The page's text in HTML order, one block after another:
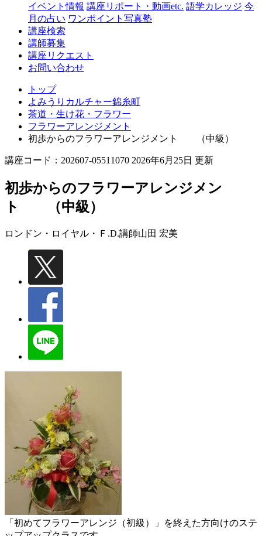
イベント情報 講座リポート・動画etc. 語学カレッジ 今
月の占い ワンポイント写真塾
講座検索
講師募集
講座リクエスト
お問い合わせ
トップ
よみうりカルチャー錦糸町
茶道・生け花・フラワー
フラワーアレンジメント
初歩からのフラワーアレンジメント （中級）
講座コード：202607-05511070 2026年6月25日 更新
初歩からのフラワーアレンジメン
ト （中級）
ロンドン・ロイヤル・Ｆ.D.講師山田 宏美
「初めてフラワーアレンジ（初級）」を終えた方向けのステ